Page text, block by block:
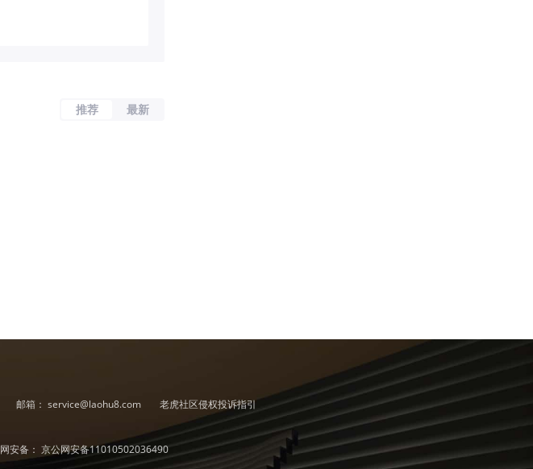
推荐 最新
邮箱： service@laohu8.com
老虎社区侵权投诉指引
网安备： 京公网安备11010502036490